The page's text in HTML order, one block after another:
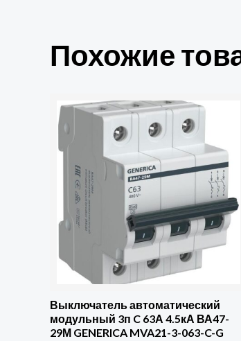
Похожие
Выключатель автоматический
модульный 3п C 63А 4.5кА ВА47-
29М GENERICA MVA21-3-063-C-G